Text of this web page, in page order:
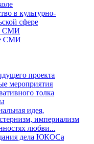
в культурно-
сфере
СМИ
СМИ
проекта
мероприятия
толка
идея,
империализм
любви...
дела ЮКОСа